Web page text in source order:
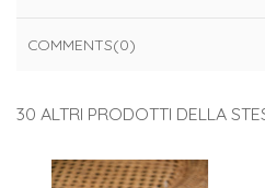
COMMENTS(0)
30 ALTRI PRODOTTI DELLA